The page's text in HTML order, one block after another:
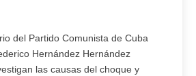
del Partido Comunista de Cuba
Hernández Hernández
las causas del choque y